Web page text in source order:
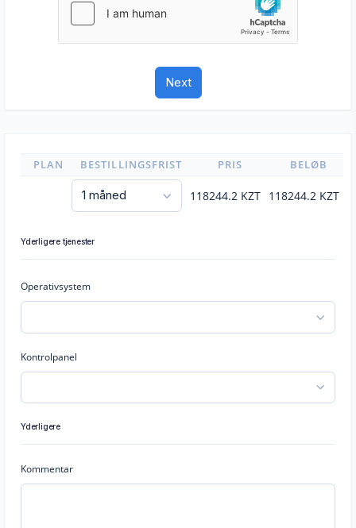
PLAN BESTILLINGSFRIST PRIS BELØB
118244.2 KZT 118244.2 KZT
Yderligere tjenester
Operativsystem
Kontrolpanel
Yderligere
Kommentar